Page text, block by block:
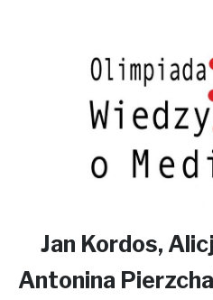
Jan Kordos,
Antonina